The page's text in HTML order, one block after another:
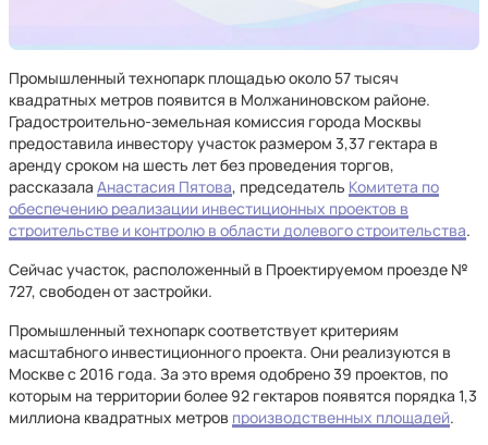
Промышленный технопарк площадью около 57 тысяч
квадратных метров появится в Молжаниновском районе.
Градостроительно-земельная комиссия города Москвы
предоставила инвестору участок размером 3,37 гектара в
аренду сроком на шесть лет без проведения торгов,
рассказала Анастасия Пятова, председатель Комитета по
обеспечению реализации инвестиционных проектов в
строительстве и контролю в области долевого строительства.
Сейчас участок, расположенный в Проектируемом проезде №
727, свободен от застройки.
Промышленный технопарк соответствует критериям
масштабного инвестиционного проекта. Они реализуются в
Москве с 2016 года. За это время одобрено 39 проектов, по
которым на территории более 92 гектаров появятся порядка 1,3
миллиона квадратных метров производственных площадей.